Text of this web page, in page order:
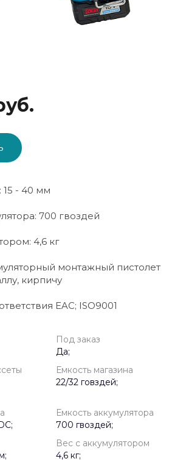
15 - 40 мм
700 гвоздей
4,6 кг
монтажный пистолет
кирпичу
EAC; ISO9001
Под заказ
Да;
Емкость магазина
22/32 говздей;
Емкость аккумулятора
700 гвоздей;
Вес с аккумулятором
4,6 кг;